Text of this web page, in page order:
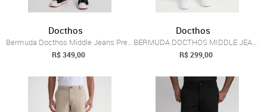
Docthos
Bermuda Docthos Middle Jeans Preto Bermu...
R$ 349,00
Docthos
BERMUDA DOCTHOS MIDDLE JEANS ESCURO Berm...
R$ 299,00